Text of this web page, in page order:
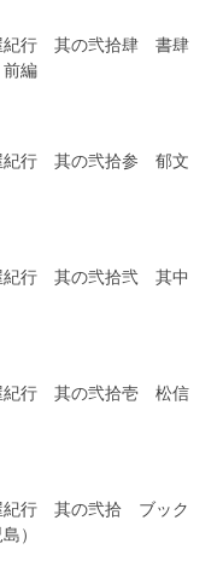
紀行 其の弐拾肆 書肆
編
紀行 其の弐拾参 郁文
紀行 其の弐拾弐 其中
紀行 其の弐拾壱 松信
紀行 其の弐拾 ブック
）